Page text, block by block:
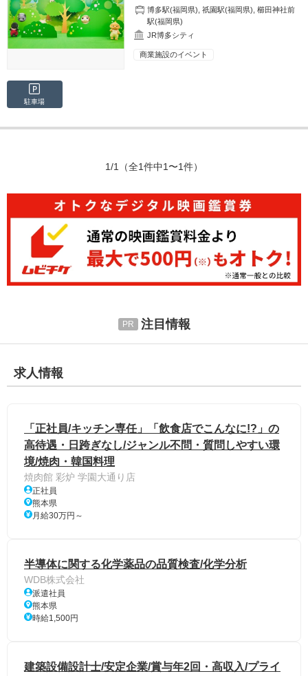
博多駅(福岡県) ,祇園駅(福岡県) ,櫛田神社前
駅(福岡県)
JR博多シティ
商業施設のイベント
駐車場
1/1 （全1件中1〜1件）
注目情報
求人情報
「正社員/キッチン専任」「飲食店でこんなに!?」の
高待遇・日跨ぎなし/ジャンル不問・質問しやすい環
境/焼肉・韓国料理
焼肉館 彩炉 学園大通り店
正社員
熊本県
月給30万円～
半導体に関する化学薬品の品質検査/化学分析
WDB株式会社
派遣社員
熊本県
時給1,500円
建築設備設計士/安定企業/賞与年2回・高収入/プライ